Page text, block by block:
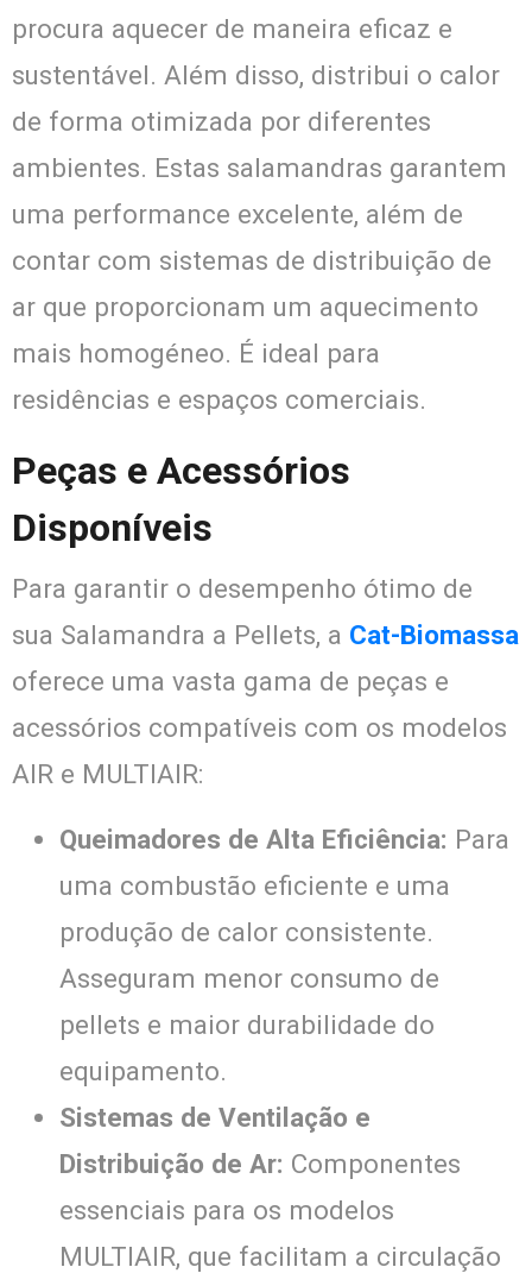
procura aquecer de maneira eficaz e
sustentável. Além disso, distribui o calor
de forma otimizada por diferentes
ambientes. Estas salamandras garantem
uma performance excelente, além de
contar com sistemas de distribuição de
ar que proporcionam um aquecimento
mais homogéneo. É ideal para
residências e espaços comerciais.
Peças e Acessórios
Disponíveis
Para garantir o desempenho ótimo de
sua Salamandra a Pellets, a Cat-Biomassa
oferece uma vasta gama de peças e
acessórios compatíveis com os modelos
AIR e MULTIAIR:
Queimadores de Alta Eficiência: Para
uma combustão eficiente e uma
produção de calor consistente.
Asseguram menor consumo de
pellets e maior durabilidade do
equipamento.
Sistemas de Ventilação e
Distribuição de Ar: Componentes
essenciais para os modelos
MULTIAIR, que facilitam a circulação